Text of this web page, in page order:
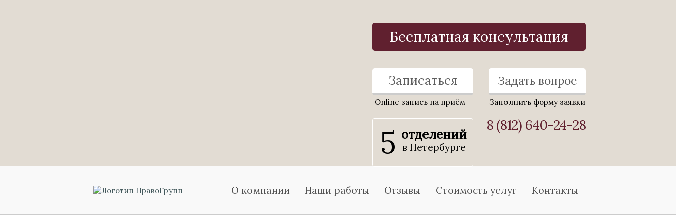
Бесплатная консультация
Записаться
Online запись на приём
Задать вопрос
Заполнить форму заявки
5 отделений
в Петербурге
8 (812) 640-24-28
О компании Наши работы Отзывы Стоимость услуг Контакты